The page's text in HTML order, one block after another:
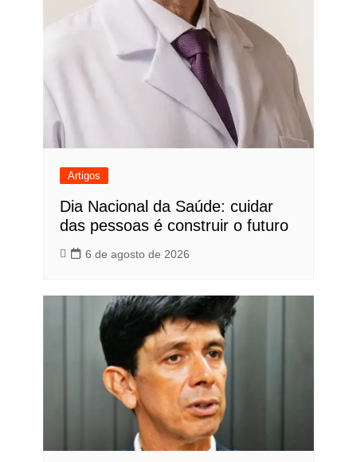
Artigos
Dia Nacional da Saúde: cuidar
das pessoas é construir o futuro
6 de agosto de 2026